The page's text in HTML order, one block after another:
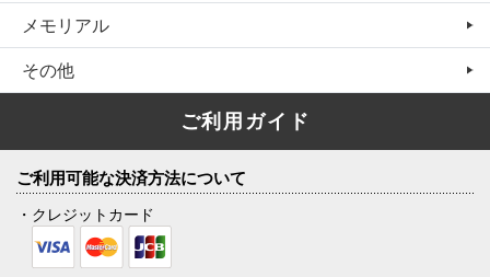
メモリアル
その他
ご利用ガイド
ご利用可能な決済方法について
・クレジットカード